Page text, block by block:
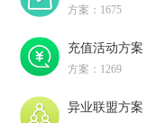
方案：1675
充值活动方案
方案：1269
异业联盟方案